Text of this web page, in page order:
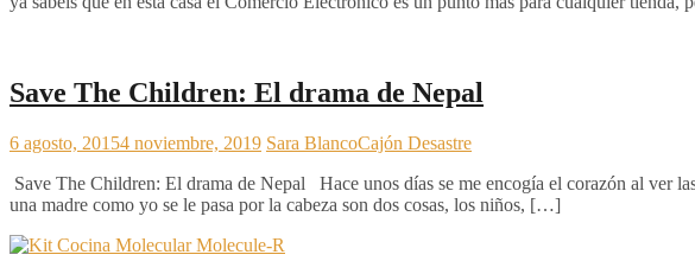
Save The Children: El drama de Nepal
6 agosto, 20154 noviembre, 2019 Sara BlancoCajón Desastre
Save The Children: El drama de Nepal Hace unos días se me encogía el corazón al ver
una madre como yo se le pasa por la cabeza son dos cosas, los niños, […]